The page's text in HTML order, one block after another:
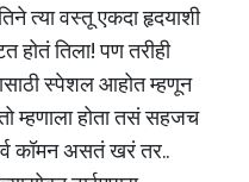
त्या वस्तू एकदा हृदयाशी
तिला! पण तरीही
स्पेशल आहोत म्हणून
म्हणाला होता तसं सहजच
कॉमन असतं खरं तर..